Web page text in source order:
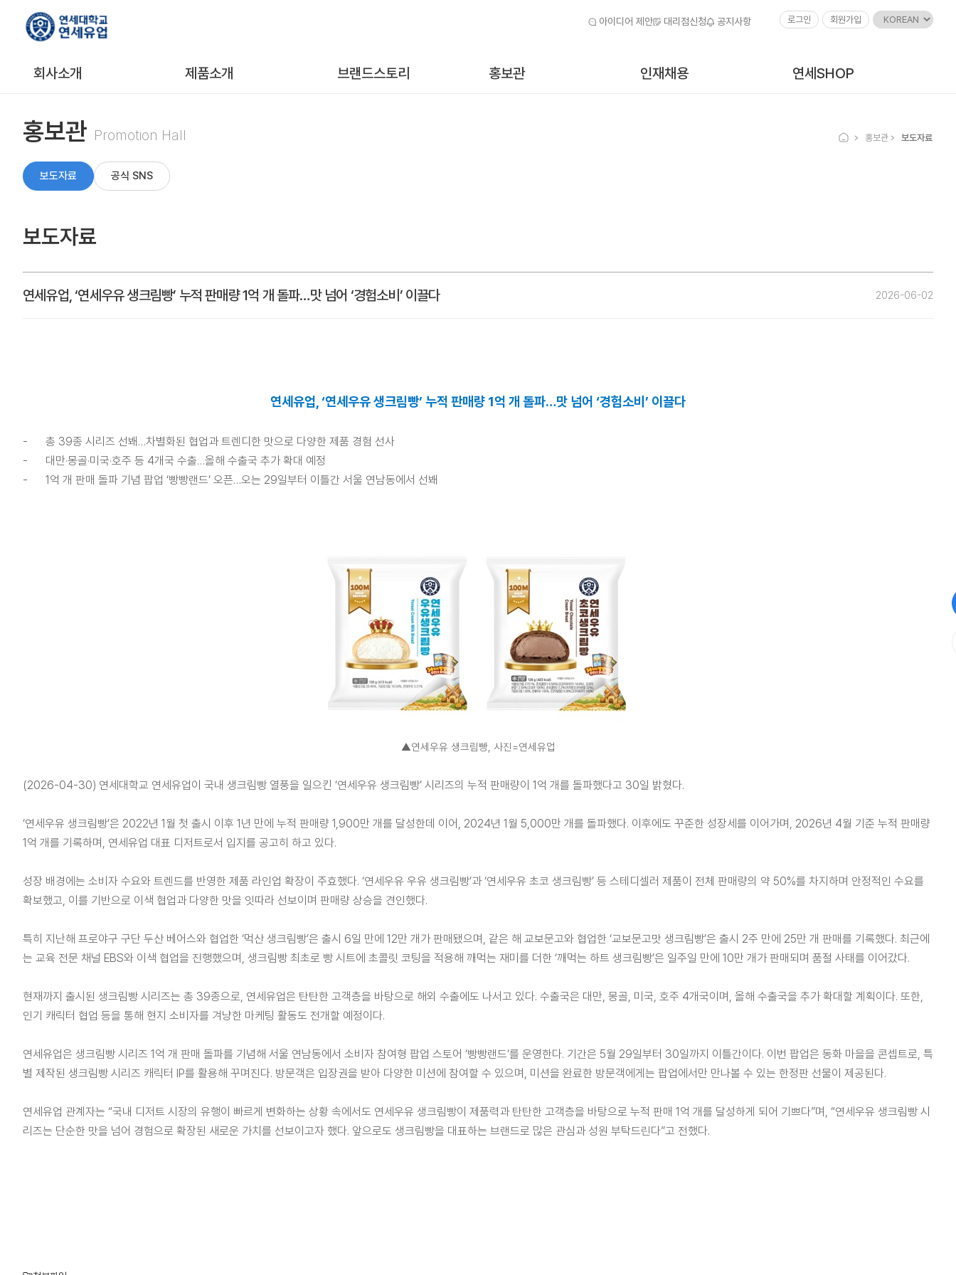
아이디어 제안 대리점신청 공지사항 로그인 회원가입
회사소개 제품소개 브랜드스토리 홍보관 인재채용 연세SHOP
홍보관 Promotion Hall 홍보관 보도자료
보도자료 공식 SNS
보도자료
연세유업, ‘연세우유 생크림빵’ 누적 판매량 1억 개 돌파…맛 넘어 ‘경험소비’ 이끌다 2026-06-02
연세유업, ‘연세우유 생크림빵’ 누적 판매량 1억 개 돌파…맛 넘어 ‘경험소비’ 이끌다
-
총 39종 시리즈 선봬…차별화된 협업과 트렌디한 맛으로 다양한 제품 경험 선사
-
대만·몽골·미국·호주 등 4개국 수출…올해 수출국 추가 확대 예정
-
1억 개 판매 돌파 기념 팝업 ‘빵빵랜드’ 오픈…오는 29일부터 이틀간 서울 연남동에서 선봬
▲연세우유 생크림빵, 사진=연세유업
(2026-04-30) 연세대학교 연세유업이 국내 생크림빵 열풍을 일으킨 ‘연세우유 생크림빵’ 시리즈의 누적 판매량이 1억 개를 돌파했다고 30일 밝혔다.
‘연세우유 생크림빵’은 2022년 1월 첫 출시 이후 1년 만에 누적 판매량 1,900만 개를 달성한데 이어, 2024년 1월 5,000만 개를 돌파했다. 이후에도 꾸준한 성장세를 이어가며, 2026년 4월 기준 누적 판매량
1억 개를 기록하며, 연세유업 대표 디저트로서 입지를 공고히 하고 있다.
성장 배경에는 소비자 수요와 트렌드를 반영한 제품 라인업 확장이 주효했다. ‘연세우유 우유 생크림빵’과 ‘연세우유 초코 생크림빵’ 등 스테디셀러 제품이 전체 판매량의 약 50%를 차지하며 안정적인 수요를
확보했고, 이를 기반으로 이색 협업과 다양한 맛을 잇따라 선보이며 판매량 상승을 견인했다.
특히 지난해 프로야구 구단 두산 베어스와 협업한 ‘먹산 생크림빵’은 출시 6일 만에 12만 개가 판매됐으며, 같은 해 교보문고와 협업한 ‘교보문고맛 생크림빵’은 출시 2주 만에 25만 개 판매를 기록했다. 최근에
는 교육 전문 채널 EBS와 이색 협업을 진행했으며, 생크림빵 최초로 빵 시트에 초콜릿 코팅을 적용해 깨먹는 재미를 더한 ‘깨먹는 하트 생크림빵’은 일주일 만에 10만 개가 판매되며 품절 사태를 이어갔다.
현재까지 출시된 생크림빵 시리즈는 총 39종으로, 연세유업은 탄탄한 고객층을 바탕으로 해외 수출에도 나서고 있다. 수출국은 대만, 몽골, 미국, 호주 4개국이며, 올해 수출국을 추가 확대할 계획이다. 또한,
인기 캐릭터 협업 등을 통해 현지 소비자를 겨냥한 마케팅 활동도 전개할 예정이다.
연세유업은 생크림빵 시리즈 1억 개 판매 돌파를 기념해 서울 연남동에서 소비자 참여형 팝업 스토어 ‘빵빵랜드’를 운영한다. 기간은 5월 29일부터 30일까지 이틀간이다. 이번 팝업은 동화 마을을 콘셉트로, 특
별 제작된 생크림빵 시리즈 캐릭터 IP를 활용해 꾸며진다. 방문객은 입장권을 받아 다양한 미션에 참여할 수 있으며, 미션을 완료한 방문객에게는 팝업에서만 만나볼 수 있는 한정판 선물이 제공된다.
연세유업 관계자는 “국내 디저트 시장의 유행이 빠르게 변화하는 상황 속에서도 연세우유 생크림빵이 제품력과 탄탄한 고객층을 바탕으로 누적 판매 1억 개를 달성하게 되어 기쁘다”며, “연세우유 생크림빵 시
리즈는 단순한 맛을 넘어 경험으로 확장된 새로운 가치를 선보이고자 했다. 앞으로도 생크림빵을 대표하는 브랜드로 많은 관심과 성원 부탁드린다”고 전했다.